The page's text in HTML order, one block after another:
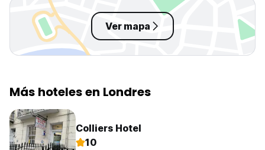
Ver mapa
Más hoteles en Londres
Colliers Hotel
10